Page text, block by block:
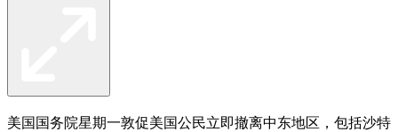
美国国务院星期一敦促美国公民立即撤离中东地区，包括沙特